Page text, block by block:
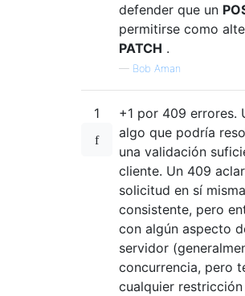
defender que un
permitirse como
PATCH .
— Bob Aman
1
+1 por 409 errores.
algo que podría
una validación
cliente. Un 409
solicitud en sí
consistente, pero
con algún aspecto
servidor
concurrencia, pero
cualquier